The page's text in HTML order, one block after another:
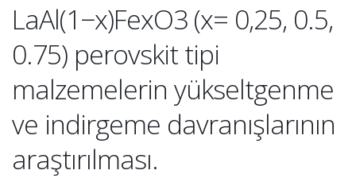
LaAl(1−x)FexO3 (x= 0,25, 0.5,
0.75) perovskit tipi
malzemelerin yükseltgenme
ve indirgeme davranışlarının
araştırılması.